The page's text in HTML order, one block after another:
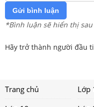
Gửi bình luận
*Bình luận sẽ hiển thị
Hãy trở thành người đầu
Trang chủ Lớp